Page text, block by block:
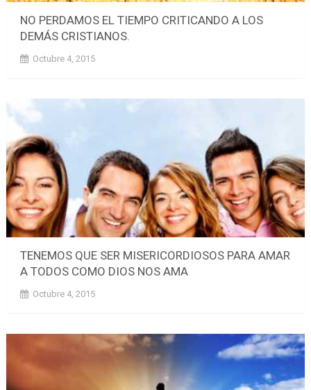
NO PERDAMOS EL TIEMPO CRITICANDO A LOS
DEMÁS CRISTIANOS.
Octubre 4, 2015
TENEMOS QUE SER MISERICORDIOSOS PARA AMAR
A TODOS COMO DIOS NOS AMA
Octubre 4, 2015